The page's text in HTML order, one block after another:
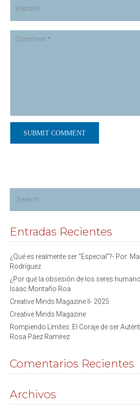
Entradas Recientes
¿Qué es realmente ser “Especial”?- Por:
Rodríguez
¿Por qué la obsesión de los seres
Isaac Montaño Roa
Creative Minds Magazine II- 2025
Creative Minds Magazine
Rompiendo Límites: El Coraje de ser
Rosa Páez Ramírez
Comentarios Recientes
Archivos